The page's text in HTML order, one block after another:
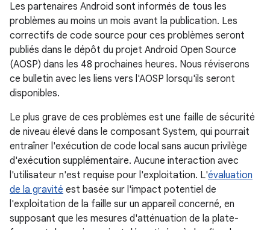
Les partenaires Android sont informés de tous les
problèmes au moins un mois avant la publication. Les
correctifs de code source pour ces problèmes seront
publiés dans le dépôt du projet Android Open Source
(AOSP) dans les 48 prochaines heures. Nous réviserons
ce bulletin avec les liens vers l'AOSP lorsqu'ils seront
disponibles.
Le plus grave de ces problèmes est une faille de sécurité
de niveau élevé dans le composant System, qui pourrait
entraîner l'exécution de code local sans aucun privilège
d'exécution supplémentaire. Aucune interaction avec
l'utilisateur n'est requise pour l'exploitation. L'évaluation
de la gravité est basée sur l'impact potentiel de
l'exploitation de la faille sur un appareil concerné, en
supposant que les mesures d'atténuation de la plate-